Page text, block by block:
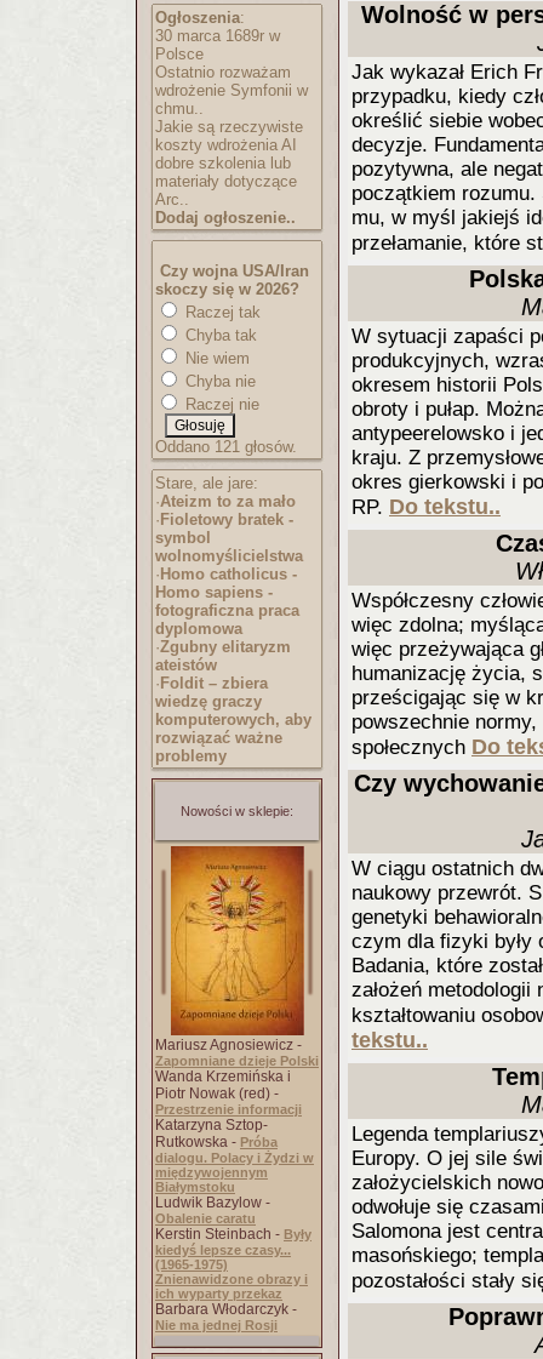
Ogłoszenia:
30 marca 1689r w
Polsce
Ostatnio rozważam
wdrożenie Symfonii w
chmu..
Jakie są rzeczywiste
koszty wdrożenia AI
dobre szkolenia lub
materiały dotyczące
Arc..
Dodaj ogłoszenie..
Czy wojna USA/Iran
skoczy się w 2026?
Raczej tak
Chyba tak
Nie wiem
Chyba nie
Raczej nie
Oddano 121 głosów.
Stare, ale jare:
·Ateizm to za mało
· Fioletowy bratek -
symbol
wolnomyślicielstwa
· Homo catholicus -
Homo sapiens -
fotograficzna praca
dyplomowa
·Zgubny elitaryzm
ateistów
· Foldit – zbiera
wiedzę graczy
komputerowych, aby
rozwiązać ważne
problemy
Nowości w sklepie:
Mariusz Agnosiewicz -
Zapomniane dzieje Polski
Wanda Krzemińska i
Piotr Nowak (red) -
Przestrzenie informacji
Katarzyna Sztop-
Rutkowska - Próba
dialogu. Polacy i Żydzi w
międzywojennym
Białymstoku
Ludwik Bazylow -
Obalenie caratu
Kerstin Steinbach - Były
kiedyś lepsze czasy...
(1965-1975)
Znienawidzone obrazy i
ich wyparty przekaz
Barbara Włodarczyk -
Nie ma jednej Rosji
Wolność w
Jak wykazał Erich
przypadku, kiedy
określić siebie
decyzje.
pozytywna, ale
początkiem rozumu.
mu, w myśl jakiejś
przełamanie, które
W sytuacji zapaści
produkcyjnych,
okresem historii
obroty i pułap.
antypeerelowsko i
kraju. Z
okres gierkowski i
RP. Do tekstu..
Współczesny
więc zdolna;
więc przeżywająca
humanizację życia,
prześcigając się w
powszechnie
społecznych Do
Czy
W ciągu ostatnich
naukowy przewrót.
genetyki
czym dla fizyki były
Badania, które
założeń metodologii
kształtowaniu
tekstu..
Legenda
Europy. O jej sile
założycielskich
odwołuje się
Salomona jest
masońskiego;
pozostałości stały